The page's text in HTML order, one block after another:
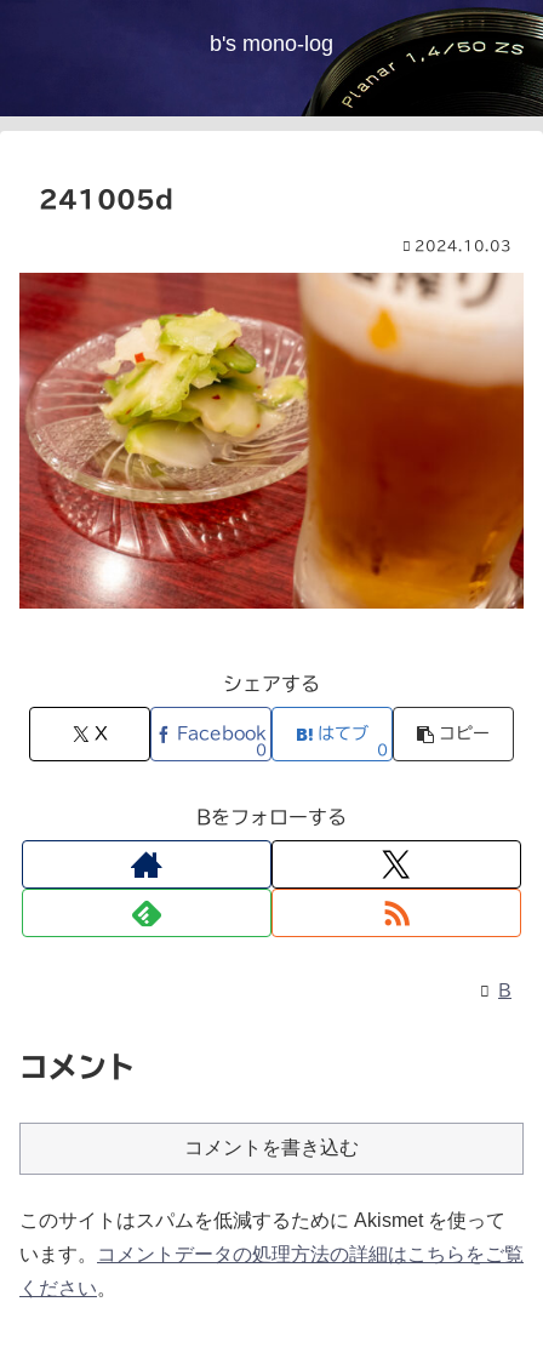
b's mono-log
241005d
2024.10.03
シェアする
X Facebook
0
はてブ
0
コピー
Bをフォローする
B
コメント
コメントを書き込む
このサイトはスパムを低減するために Akismet を使って
います。
コメントデータの処理方法の詳細はこちらをご覧
ください。